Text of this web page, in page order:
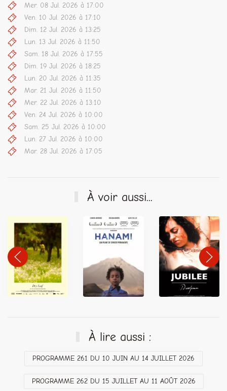
Mer. 08 Jul. 2026 à 17:00
Ven. 10 Jul. 2026 à 17:10
Dim. 12 Jul. 2026 à 13:25
Lun. 13 Jul. 2026 à 11:50
Sam. 18 Jul. 2026 à 17:55
Dim. 19 Jul. 2026 à 18:25
Lun. 20 Jul. 2026 à 11:35
Mar. 21 Jul. 2026 à 11:50
Mer. 22 Jul. 2026 à 13:10
Ven. 24 Jul. 2026 à 10:00
Sam. 25 Jul. 2026 à 10:00
Lun. 27 Jul. 2026 à 10:00
Mar. 28 Jul. 2026 à 17:05
À voir aussi...
À lire aussi :
PROGRAMME 261 DU 10 JUIN AU 14 JUILLET 2026
PROGRAMME 262 DU 15 JUILLET AU 11 AOÛT 2026